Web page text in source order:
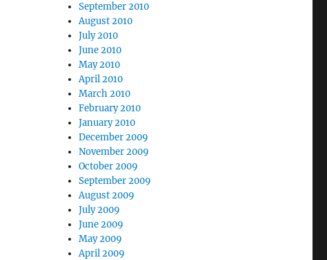
September 2010
August 2010
July 2010
June 2010
May 2010
April 2010
March 2010
February 2010
January 2010
December 2009
November 2009
October 2009
September 2009
August 2009
July 2009
June 2009
May 2009
April 2009